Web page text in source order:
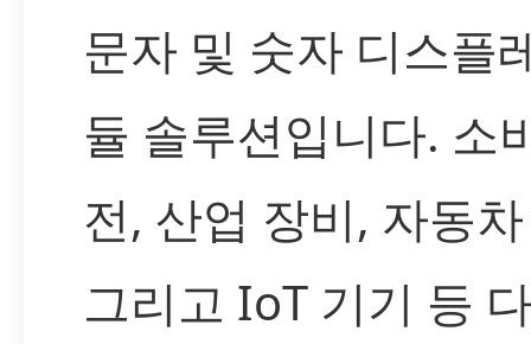
문자 및 숫자 디스플
듈 솔루션입니다. 소
전, 산업 장비, 자동
그리고 IoT 기기 등